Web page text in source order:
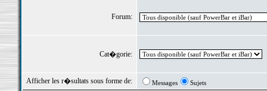
Forum:
Cat�gorie:
Afficher les r�sultats sous forme de: Messages Sujets